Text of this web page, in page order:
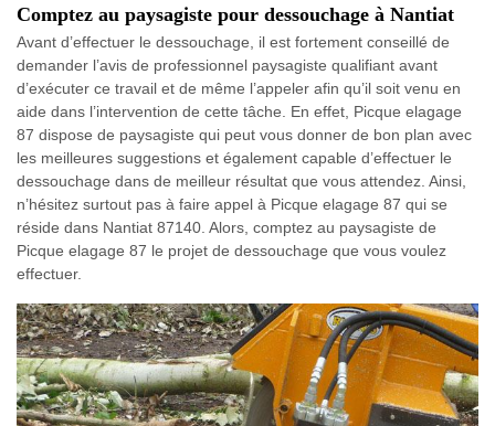
Comptez au paysagiste pour dessouchage à Nantiat
Avant d’effectuer le dessouchage, il est fortement conseillé de
demander l’avis de professionnel paysagiste qualifiant avant
d’exécuter ce travail et de même l’appeler afin qu’il soit venu en
aide dans l’intervention de cette tâche. En effet, Picque elagage
87 dispose de paysagiste qui peut vous donner de bon plan avec
les meilleures suggestions et également capable d’effectuer le
dessouchage dans de meilleur résultat que vous attendez. Ainsi,
n’hésitez surtout pas à faire appel à Picque elagage 87 qui se
réside dans Nantiat 87140. Alors, comptez au paysagiste de
Picque elagage 87 le projet de dessouchage que vous voulez
effectuer.